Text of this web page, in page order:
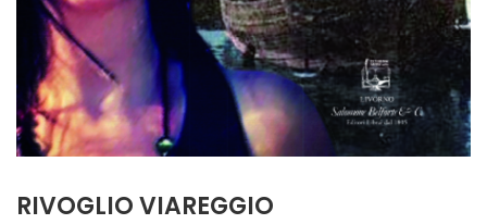
RIVOGLIO VIAREGGIO